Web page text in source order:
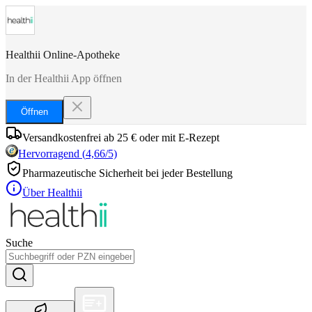
Healthii Online-Apotheke
In der Healthii App öffnen
Öffnen
Versandkostenfrei ab 25 € oder mit E-Rezept
Hervorragend (4,66/5)
Pharmazeutische Sicherheit bei jeder Bestellung
Über Healthii
Suche